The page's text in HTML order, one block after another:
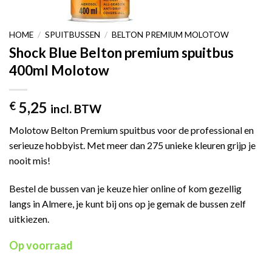
HOME / SPUITBUSSEN / BELTON PREMIUM MOLOTOW
Shock Blue Belton premium spuitbus
400ml Molotow
€ 5,25 incl. BTW
Molotow Belton Premium spuitbus voor de professional en
serieuze hobbyist. Met meer dan 275 unieke kleuren grijp je
nooit mis!
Bestel de bussen van je keuze hier online of kom gezellig
langs in Almere, je kunt bij ons op je gemak de bussen zelf
uitkiezen.
Op voorraad